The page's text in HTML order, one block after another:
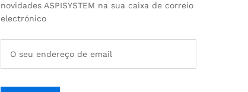
novidades ASPISYSTEM na sua caixa de correio
electrónico